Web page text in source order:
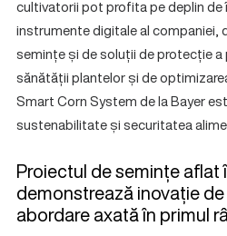
cultivatorii pot profita pe deplin
instrumente digitale al companiei,
semințe și de soluții de protecție
sănătății plantelor și de
Smart Corn System de la Bayer
sustenabilitate și securitatea
Proiectul de semințe aflat
demonstrează inovație
abordare axată în primul